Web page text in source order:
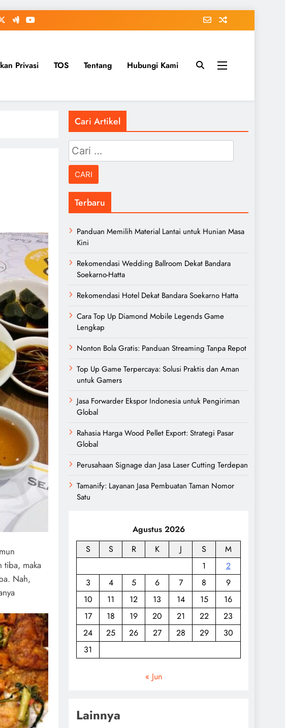
Privasi TOS Tentang Hubungi Kami
tiba, maka
Nah,
Cari Artikel
Cari
untuk:
Terbaru
Panduan Memilih Material Lantai untuk Hunian Masa
Kini
Rekomendasi Wedding Ballroom Dekat Bandara
Soekarno-Hatta
Rekomendasi Hotel Dekat Bandara Soekarno Hatta
Cara Top Up Diamond Mobile Legends Game
Lengkap
Nonton Bola Gratis: Panduan Streaming Tanpa Repot
Top Up Game Terpercaya: Solusi Praktis dan Aman
untuk Gamers
Jasa Forwarder Ekspor Indonesia untuk Pengiriman
Global
Rahasia Harga Wood Pellet Export: Strategi Pasar
Global
Perusahaan Signage dan Jasa Laser Cutting Terdepan
Tamanify: Layanan Jasa Pembuatan Taman Nomor
Satu
Agustus 2026
S
S R K J S
M
1
2
3
4 5 6 7 8
9
10
11 12 13 14 15
16
17
18 19 20 21 22
23
24
25 26 27 28 29
30
31
« Jun
Lainnya